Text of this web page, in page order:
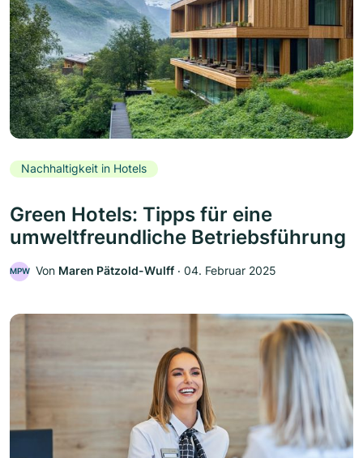
Nachhaltigkeit in Hotels
Green Hotels: Tipps für eine
umweltfreundliche Betriebsführung
MPW Von Maren Pätzold-Wulff ‧ 04. Februar 2025